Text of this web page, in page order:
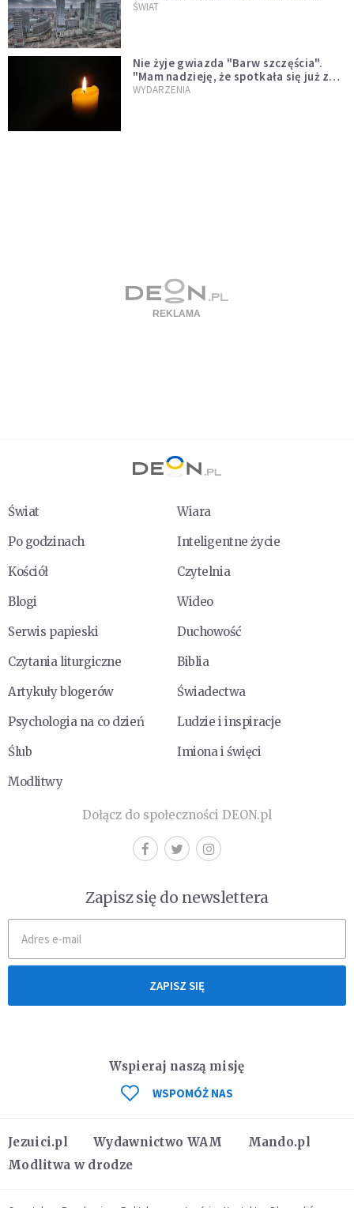
ŚWIAT
Nie żyje gwiazda "Barw szczęścia".
"Mam nadzieję, że spotkała się już z
Bogiem, którego tak bardzo kochała"
WYDARZENIA
Świat
Wiara
Po godzinach
Inteligentne życie
Kościół
Czytelnia
Blogi
Wideo
Serwis papieski
Duchowość
Czytania liturgiczne
Biblia
Artykuły blogerów
Świadectwa
Psychologia na co dzień
Ludzie i inspiracje
Ślub
Imiona i święci
Modlitwy
Dołącz do społeczności DEON.pl
Zapisz się do newslettera
ZAPISZ SIĘ
Jezuici.pl Wydawnictwo WAM
Mando.pl
Modlitwa w drodze
Wspieraj naszą misję
WSPOMÓŻ NAS